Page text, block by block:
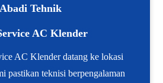
Abadi Tehnik
AC Klender
AC Klender datang ke lokasi
pastikan teknisi berpengalaman